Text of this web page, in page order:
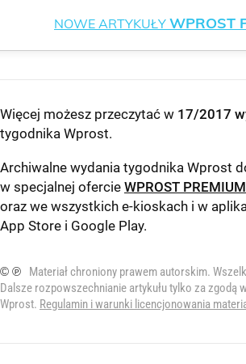
NOWE ARTYKUŁY WPROST
Więcej możesz przeczytać w 17/2017
tygodnika Wprost.
Archiwalne wydania tygodnika Wprost
w specjalnej ofercie WPROST PREMIUM
oraz we wszystkich e-kioskach i w
App Store i Google Play.
© ℗
Materiał chroniony prawem autorskim.
Dalsze rozpowszechnianie artykułu tylko za zgodą
Wprost. Regulamin i warunki licencjonowania